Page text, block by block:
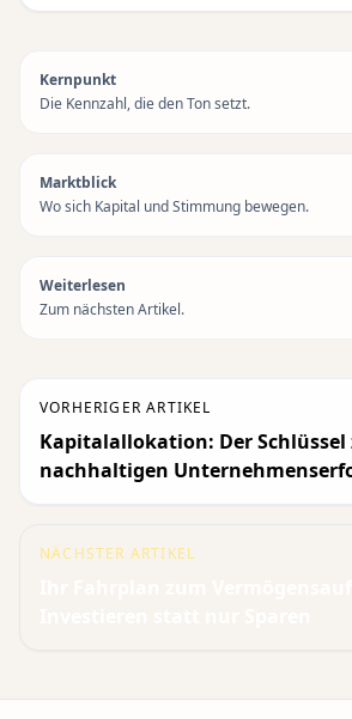
Kernpunkt
Die Kennzahl, die den Ton setzt.
Marktblick
Wo sich Kapital und Stimmung bewegen.
Weiterlesen
Zum nächsten Artikel.
VORHERIGER ARTIKEL
Kapitalallokation: Der Schlüssel
nachhaltigen
NÄCHSTER ARTIKEL